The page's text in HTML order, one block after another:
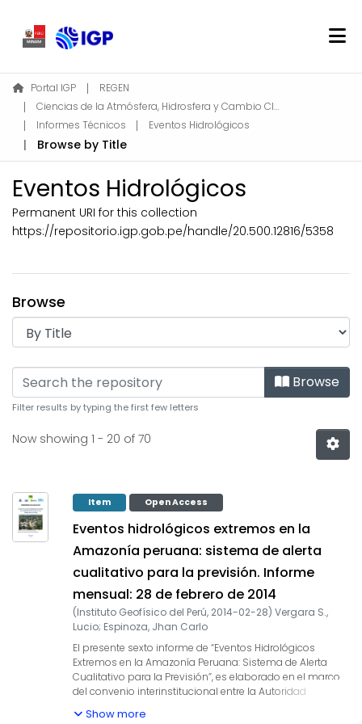
Home
About REGEN
Communities & Collections
Find
Log In
Portal IGP
REGEN
Ciencias de la Atmósfera, Hidrosfera y Cambio Climático
Informes Técnicos
Eventos Hidrológicos
Browse by Title
Eventos Hidrológicos
Permanent URI for this collection
https://repositorio.igp.gob.pe/handle/20.500.12816/5358
Browse
Browsing Eventos Browse
Filter results by typing the first few letters
Now showing 1 - 20 of 70
Item Open Access
Eventos hidrológicos extremos en la
Amazonía peruana: sistema de alerta
cualitativo para la previsión. Informe
mensual: 28 de febrero de 2014
(Instituto Geofísico del Perú, 2014-02-28) Vergara S.,
Lucio; Espinoza, Jhan Carlo
El presente sexto informe de “Eventos Hidrológicos
Extremos en la Amazonía Peruana: Sistema de Alerta
Cualitativo para la Previsión”, es elaborado en el marco
del convenio interinstitucional entre la Autoridad
objetivo es la elaboración e implementación del estudio
Show more